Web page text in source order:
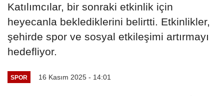
Katılımcılar, bir sonraki etkinlik için
heyecanla beklediklerini belirtti. Etkinlikler,
şehirde spor ve sosyal etkileşimi artırmayı
hedefliyor.
SPOR 16 Kasım 2025 - 14:01